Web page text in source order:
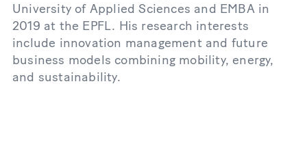
University of Applied Sciences and EMBA in
2019 at the EPFL. His research interests
include innovation management and future
business models combining mobility, energy,
and sustainability.